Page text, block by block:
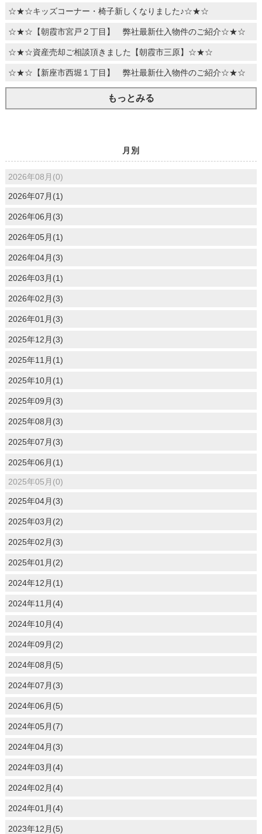
☆★☆キッズコーナー・椅子新しくなりました♪☆★☆
☆★☆【朝霞市宮戸２丁目】 弊社最新仕入物件のご紹介☆★☆
☆★☆資産売却ご相談頂きました【朝霞市三原】☆★☆
☆★☆【新座市西堀１丁目】 弊社最新仕入物件のご紹介☆★☆
もっとみる
月別
2026年08月(0)
2026年07月(1)
2026年06月(3)
2026年05月(1)
2026年04月(3)
2026年03月(1)
2026年02月(3)
2026年01月(3)
2025年12月(3)
2025年11月(1)
2025年10月(1)
2025年09月(3)
2025年08月(3)
2025年07月(3)
2025年06月(1)
2025年05月(0)
2025年04月(3)
2025年03月(2)
2025年02月(3)
2025年01月(2)
2024年12月(1)
2024年11月(4)
2024年10月(4)
2024年09月(2)
2024年08月(5)
2024年07月(3)
2024年06月(5)
2024年05月(7)
2024年04月(3)
2024年03月(4)
2024年02月(4)
2024年01月(4)
2023年12月(5)